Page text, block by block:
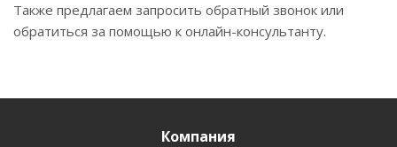
Также предлагаем запросить обратный звонок или
обратиться за помощью к онлайн-консультанту.
Компания